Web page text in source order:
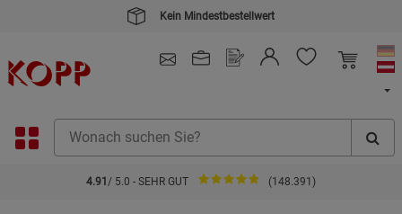
Kein Mindestbestellwert
4.91 / 5.0 - SEHR GUT (148.391)